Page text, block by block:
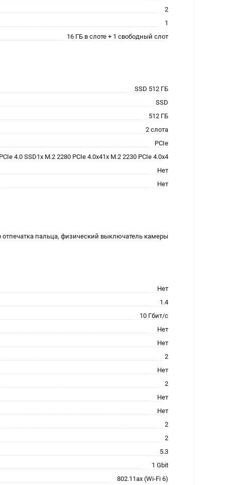
2
1
16 ГБ в слоте + 1 свободный слот
SSD 512 ГБ
SSD
512 ГБ
2 слота
PCIe
4.0 SSD1x M.2 2280 PCIe 4.0x41x M.2 2230 PCIe 4.0x4
Нет
Нет
отпечатка пальца, физический выключатель камеры
Нет
1.4
10 Гбит/с
Нет
Нет
2
Нет
2
Нет
Нет
2
2
5.3
1 Gbit
802.11ax (Wi-Fi 6)